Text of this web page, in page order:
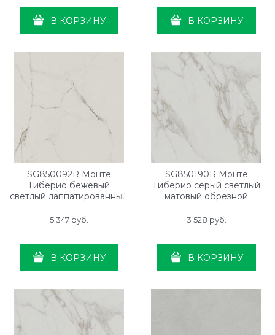
В КОРЗИНУ В КОРЗИНУ
SG850092R Монте
Тиберио бежевый
светлый лаппатированный
5 347 руб.
В КОРЗИНУ
SG850190R Монте
Тиберио серый светлый
матовый обрезной
3 528 руб.
В КОРЗИНУ